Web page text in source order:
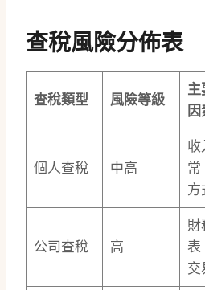
查稅風險分佈表
查稅類型 風險等級
主
因
個人查稅 中高
收
常
方
公司查稅 高
財
表
交